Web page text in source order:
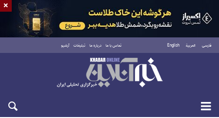
فارسی العربية English تماس با ما درباره ما تبلیغات آرشیو
شنبه ۱۷ مرداد ۱۴۰۵
×